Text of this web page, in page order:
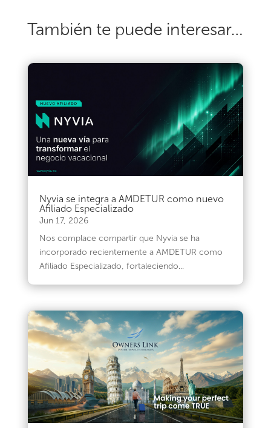
También te puede interesar…
Nyvia se integra a AMDETUR como nuevo
Afiliado Especializado
Jun 17, 2026
Nos complace compartir que Nyvia se ha
incorporado recientemente a AMDETUR como
Afiliado Especializado, fortaleciendo...